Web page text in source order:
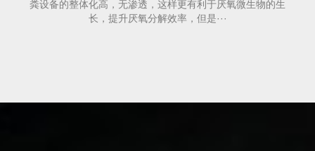
粪设备的整体化高，无渗透，这样更有利于厌氧微生物的生
长，提升厌氧分解效率，但是···